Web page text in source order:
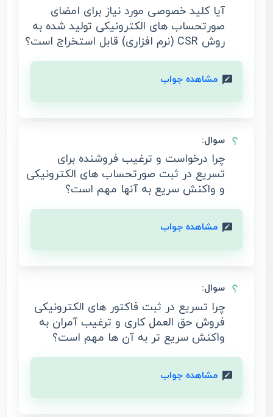
آیا کلید خصوصی مورد نیاز برای امضای
صورتحساب‌ های الکترونیکی تولید شده به
روش CSR (نرم افزاری) قابل استخراج است؟
مشاهده جواب
سوال:
چرا درخواست و ترغیب فروشنده برای
تسریع در ثبت صورتحساب های الکترونیکی
و واکنش سریع به آنها مهم است؟
مشاهده جواب
سوال:
چرا تسریع در ثبت فاکتور های الکترونیکی
فروش حق العمل کاری و ترغیب آمران به
واکنش سریع تر به آن ها مهم است؟
مشاهده جواب